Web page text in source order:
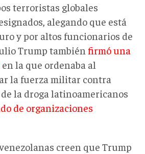
terroristas globales
alegando que está
y por altos funcionarios de
Trump también firmó una
en la que ordenaba al
la fuerza militar contra
la droga latinoamericanos
de organizaciones
creen que Trump